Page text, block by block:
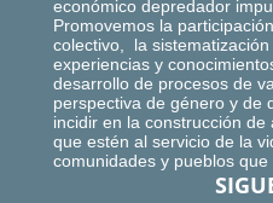
económico depredador
Promovemos la
colectivo, la
experiencias y
desarrollo de procesos de
perspectiva de género y de
incidir en la construcción
que estén al servicio de la
comunidades y pueblos que